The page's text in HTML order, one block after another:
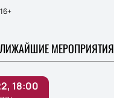
16+
МЕРОПРИЯТИЯ